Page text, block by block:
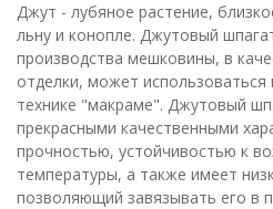
Джут - лубяное растение,
льну и конопле. Джутовый
производства мешковины, в
отделки, может использоваться
технике "макраме". Джутовый
прекрасными качественными
прочностью, устойчивостью к
температуры, а также имеет
позволяющий завязывать его в